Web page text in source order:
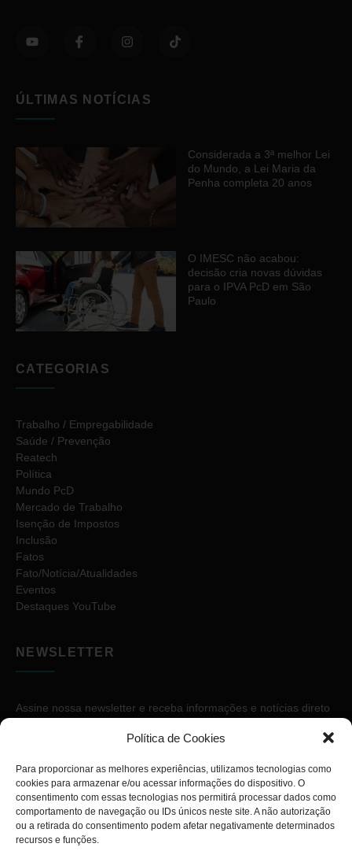
Política de Cookies
Para proporcionar as melhores experiências, utilizamos tecnologias como
cookies para armazenar e/ou acessar informações do dispositivo. O
consentimento com essas tecnologias nos permitirá processar dados como
comportamento de navegação ou IDs únicos neste site. A não autorização
ou a retirada do consentimento podem afetar negativamente determinados
recursos e funções.
ÚLTIMAS NOTÍCIAS
Considerada a 3ª melhor Lei
do Mundo, a Lei Maria da
Penha completa 20 anos
O IMESC não acabou:
decisão cria novas dúvidas
para o IPVA PcD em São
Paulo
CATEGORIAS
Trabalho / Empregabilidade
Saúde / Prevenção
Reatech
Política
Mundo PcD
Mercado de Trabalho
Isenção de Impostos
Inclusão
Fatos
Fato/Notícia/Atualidades
Eventos
Destaques YouTube
NEWSLETTER
Assine nossa newsletter e receba informações e notícias direto